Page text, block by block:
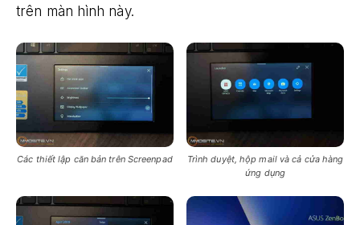
trên màn hình này.
Các thiết lập căn bản trên Screenpad
Trình duyệt, hộp mail và cả cửa hàng
ứng dụng